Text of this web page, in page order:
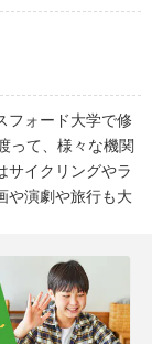
フォード大学で修
って、様々な機関
サイクリングやラ
や演劇や旅行も大